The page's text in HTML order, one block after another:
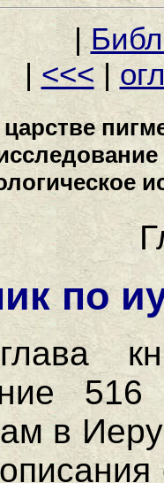
|
| <<< |
по
на глазах. И вот в этот момент, когда казалось дьявол добился своего и Иерусалиму не суждено стать светом спасения для мира Господь воздвигает человека, которому суждено было сыграть огромную роль в истории иудейского народа, которого многие сравнивают с Моисеем. Для одних он был и остаётся примером величайшего и безответного служения людям. Другие видят в нём страшного фанатика, предтечу инквизиторов средневековья. Третьи, принимая в целом позитивно его деятельность считают всё же, что некоторые из его поступков носят неоправданный по суровости характер. Давайте же ближе познакомимся с этим интересным историческим деятелем, посмотрим кто прав в оценке его деятельности, рассмотрим, что этот человек сделал для нас живущих сегодня. Имя этому человеку Ездра. Ездра принадлежал к древней священнической семье, уходящей своими корнями к Аарону. Получив в плену, в котором он и родился священническое образование Ездра глубоко познакомился с трудами волхвов, астрологов и мудрецов Мидо-Персии [3]. Все учения древнего мира от индийских “Упанишад” и “Бхагавад-Гиты”, трудов китайцев Конфуция и Лао-Цзы до пророка Заратустры предстали пред его взором. Таинственные гороскопы, вавилонские рукописи, раскрывающие якобы тайны звёзд были известны этому человеку. Знал он и видел воочию силу магии, распространённой в Мидо-Персии. Он очень глубоко исследовал анналы истории и особенно хронику своего народа, желая понять почему будучи Богоизбранным народом его постигло завоевание и плен. Это не были просто исследования во имя обогащения знаний, это были исследования и поиск Живого Бога в истории народа и отдельного человека. Это были исследования, направленные на то, чтобы разобравшись в причинах трагедии 586 г. до х. э. не дать ей повториться вновь. Благодаря своей мудрости Ездра был известен при дворе и пользовался особым